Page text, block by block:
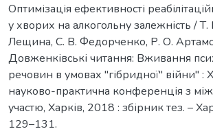
Оптимізація ефективності
у хворих на алкогольну залежність / Т.
Лещина, С. В. Федорченко, Р. О.
Довженківські читання: Вживання
речовин в умовах "гібридної" війни" :
науково-практична конференція з
участю, Харків, 2018 : збірник тез. –
129–131.